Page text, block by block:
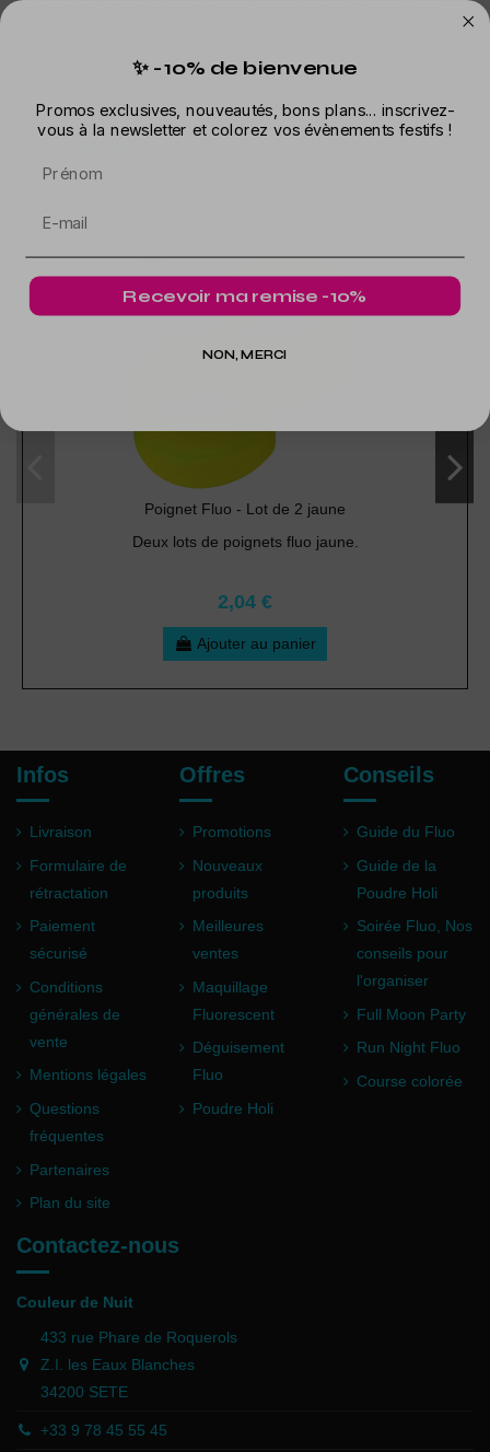
Dans la même catégorie
Poignet Fluo - Lot de 2 jaune
Deux lots de poignets fluo jaune.
2,04 €
Ajouter au panier
Infos
Livraison
Formulaire de
rétractation
Paiement
sécurisé
Conditions
générales de
vente
Mentions légales
Questions
fréquentes
Partenaires
Plan du site
Offres
Promotions
Nouveaux
produits
Meilleures
ventes
Maquillage
Fluorescent
Déguisement
Fluo
Poudre Holi
Conseils
Guide du Fluo
Guide de la
Poudre Holi
Soirée Fluo, Nos
conseils pour
l'organiser
Full Moon Party
Run Night Fluo
Course colorée
Contactez-nous
Couleur de Nuit
433 rue Phare de Roquerols
Z.I. les Eaux Blanches
34200 SETE
+33 9 78 45 55 45
✨ -10% de bienvenue
Promos exclusives, nouveautés, bons plans... inscrivez-
vous à la newsletter et colorez vos évènements festifs !
Recevoir ma remise -10%
NON, MERCI